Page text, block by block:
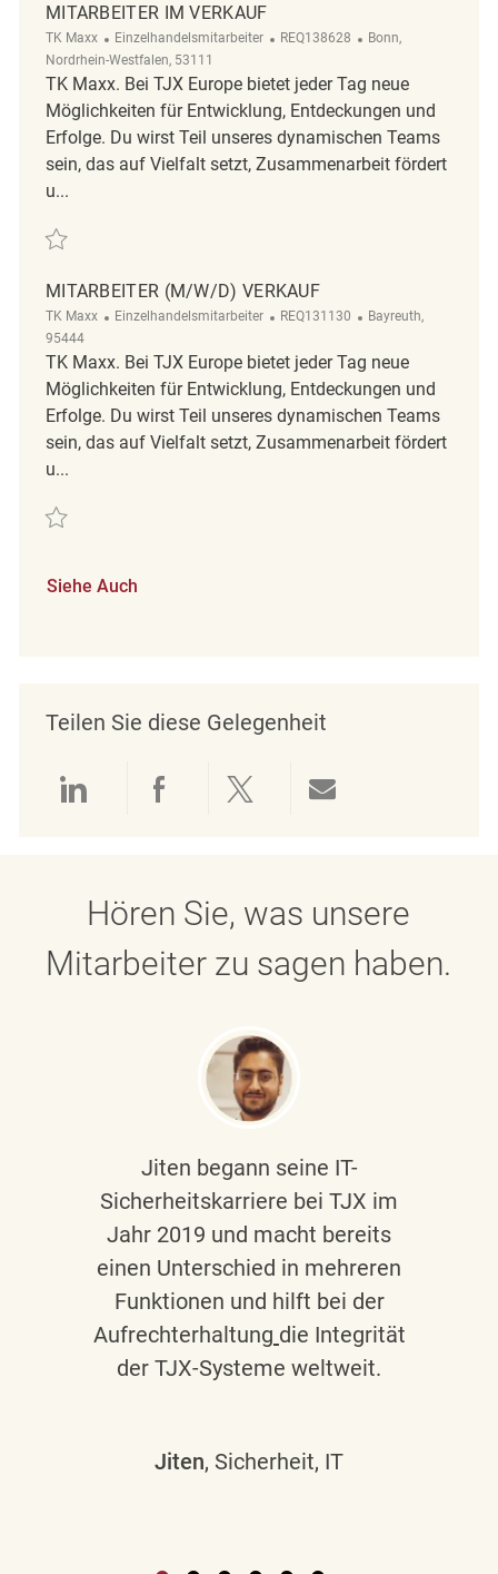
MITARBEITER IM VERKAUF
TK Maxx Kategorie
Einzelhandelsmitarbeiter ReqId
REQ138628 Ort
Bonn,
Nordrhein-Westfalen, 53111
TK Maxx. Bei TJX Europe bietet jeder Tag neue
Möglichkeiten für Entwicklung, Entdeckungen und
Erfolge. Du wirst Teil unseres dynamischen Teams
sein, das auf Vielfalt setzt, Zusammenarbeit fördert
u...
Retten Mitarbeiter im Verkauf REQ138628
MITARBEITER (M/W/D) VERKAUF
TK Maxx Kategorie
Einzelhandelsmitarbeiter ReqId
REQ131130 Ort
Bayreuth,
95444
TK Maxx. Bei TJX Europe bietet jeder Tag neue
Möglichkeiten für Entwicklung, Entdeckungen und
Erfolge. Du wirst Teil unseres dynamischen Teams
sein, das auf Vielfalt setzt, Zusammenarbeit fördert
u...
Retten Mitarbeiter (m/w/d) Verkauf REQ131130
Siehe Auch
Teilen Sie diese Gelegenheit
Über LinkedIn teilen
Über Facebook teilen
Über Twitter teilen
Hören Sie, was unsere
Mitarbeiter zu sagen haben.
Jiten begann seine IT-
Sicherheitskarriere bei TJX im
Jahr 2019 und macht bereits
einen Unterschied in mehreren
Funktionen und hilft bei der
Aufrechterhaltung die Integrität
der TJX-Systeme weltweit.
Jiten, Sicherheit, IT